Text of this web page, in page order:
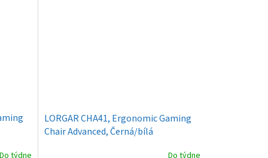
Do týdne
LORGAR CHA41, Ergonomic Gaming
Chair Advanced, Černá/bílá